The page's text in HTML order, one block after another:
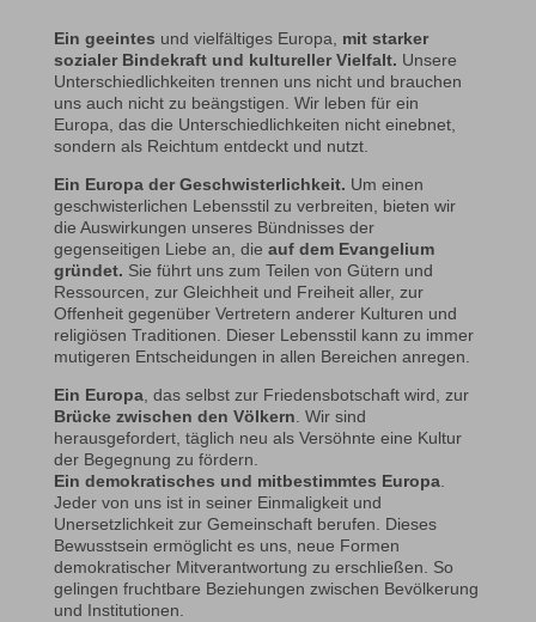
Ein geeintes und vielfältiges Europa, mit starker
sozialer Bindekraft und kultureller Vielfalt. Unsere
Unterschiedlichkeiten trennen uns nicht und brauchen
uns auch nicht zu beängstigen. Wir leben für ein
Europa, das die Unterschiedlichkeiten nicht einebnet,
sondern als Reichtum entdeckt und nutzt.
Ein Europa der Geschwisterlichkeit. Um einen
geschwisterlichen Lebensstil zu verbreiten, bieten wir
die Auswirkungen unseres Bündnisses der
gegenseitigen Liebe an, die auf dem Evangelium
gründet. Sie führt uns zum Teilen von Gütern und
Ressourcen, zur Gleichheit und Freiheit aller, zur
Offenheit gegenüber Vertretern anderer Kulturen und
religiösen Traditionen. Dieser Lebensstil kann zu immer
mutigeren Entscheidungen in allen Bereichen anregen.
Ein Europa, das selbst zur Friedensbotschaft wird, zur
Brücke zwischen den Völkern . Wir sind
herausgefordert, täglich neu als Versöhnte eine Kultur
der Begegnung zu fördern.
Ein demokratisches und mitbestimmtes Europa.
Jeder von uns ist in seiner Einmaligkeit und
Unersetzlichkeit zur Gemeinschaft berufen. Dieses
Bewusstsein ermöglicht es uns, neue Formen
demokratischer Mitverantwortung zu erschließen. So
gelingen fruchtbare Beziehungen zwischen Bevölkerung
und Institutionen.